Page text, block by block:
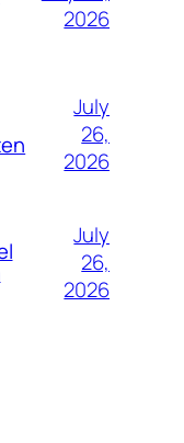
2026
July
26,
2026
July
26,
2026